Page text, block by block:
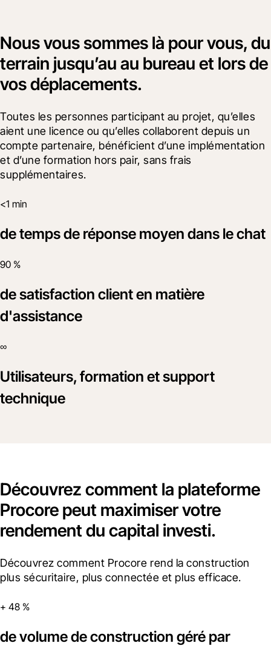
Nous vous sommes là pour vous, du
terrain jusqu’au au bureau et lors de
vos déplacements.
Toutes les personnes participant au projet, qu’elles
aient une licence ou qu’elles collaborent depuis un
compte partenaire, bénéficient d’une implémentation
et d’une formation hors pair, sans frais
supplémentaires.
<1 min
de temps de réponse moyen dans le chat
90 %
de satisfaction client en matière
d'assistance
∞
Utilisateurs, formation et support
technique
Découvrez comment la plateforme
Procore peut maximiser votre
rendement du capital investi.
Découvrez comment Procore rend la construction
plus sécuritaire, plus connectée et plus efficace.
+ 48 %
de volume de construction géré par